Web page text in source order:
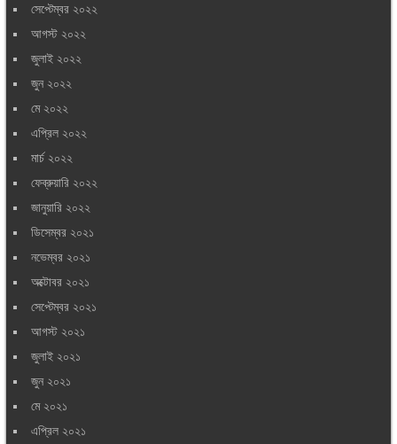
সেপ্টেম্বর ২০২২
আগস্ট ২০২২
জুলাই ২০২২
জুন ২০২২
মে ২০২২
এপ্রিল ২০২২
মার্চ ২০২২
ফেব্রুয়ারি ২০২২
জানুয়ারি ২০২২
ডিসেম্বর ২০২১
নভেম্বর ২০২১
অক্টোবর ২০২১
সেপ্টেম্বর ২০২১
আগস্ট ২০২১
জুলাই ২০২১
জুন ২০২১
মে ২০২১
এপ্রিল ২০২১